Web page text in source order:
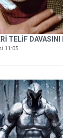
TELİF DAVASINI
11:05